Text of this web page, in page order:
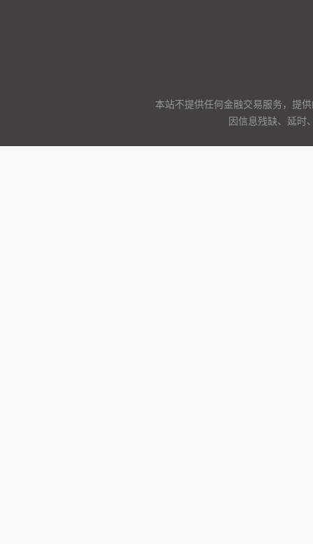
本站不提供任何金融交易服务，提
因信息残缺、延时